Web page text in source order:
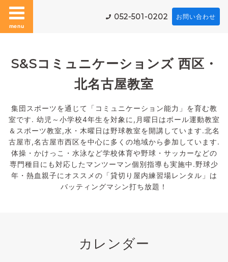
menu
052-501-0202 お問い合わせ
S&Sコミュニケーションズ 西区・
北名古屋教室
集団スポーツを通じて「コミュニケーション能力」を育む教
室です. 幼児～小学校4年生を対象に,月曜日はボール運動教室
＆スポーツ教室,水・木曜日は野球教室を開講しています.北名
古屋市,名古屋市西区を中心に多くの地域から参加しています.
体操・かけっこ・水泳など学校体育や野球・サッカーなどの
専門種目にも対応したマンツーマン個別指導も実施中.野球少
年・熱血親子にオススメの「貸切り屋内練習場レンタル」は
バッティングマシン打ち放題！
カレンダー